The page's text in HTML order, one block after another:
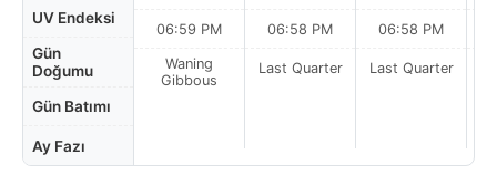
UV Endeksi
Gün
Doğumu
Gün Batımı
Ay Fazı
06:59 PM
Waning
Gibbous
06:58 PM
Last Quarter
06:58 PM
Last Quarter